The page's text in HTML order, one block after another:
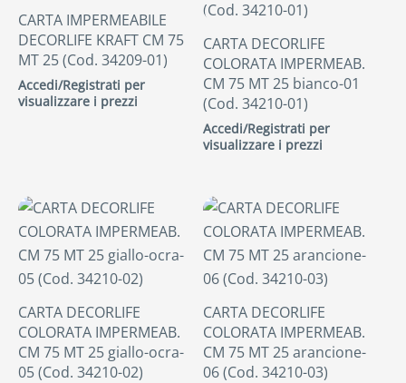
CARTA IMPERMEABILE
DECORLIFE KRAFT CM 75
MT 25 (Cod. 34209-01)
Accedi/Registrati per
visualizzare i prezzi
CARTA DECORLIFE
COLORATA IMPERMEAB.
CM 75 MT 25 bianco-01
(Cod. 34210-01)
Accedi/Registrati per
visualizzare i prezzi
CARTA DECORLIFE
COLORATA IMPERMEAB.
CM 75 MT 25 giallo-ocra-
05 (Cod. 34210-02)
CARTA DECORLIFE
COLORATA IMPERMEAB.
CM 75 MT 25 arancione-
06 (Cod. 34210-03)